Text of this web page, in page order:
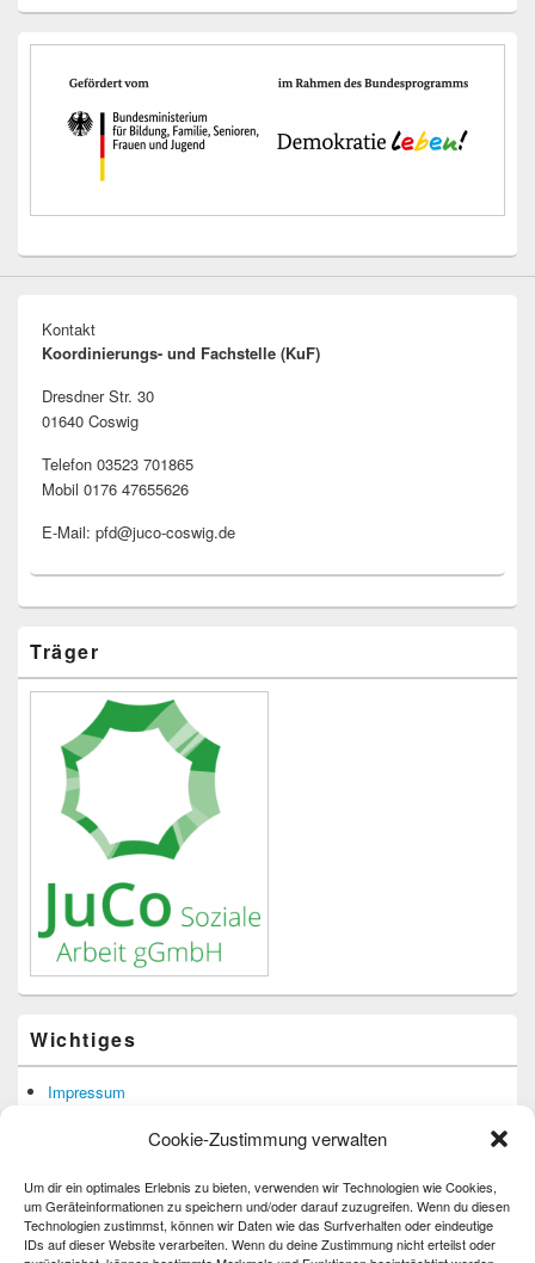
Cookie-Zustimmung verwalten
Um dir ein optimales Erlebnis zu bieten, verwenden wir Technologien wie Cookies,
um Geräteinformationen zu speichern und/oder darauf zuzugreifen. Wenn du diesen
Technologien zustimmst, können wir Daten wie das Surfverhalten oder eindeutige
IDs auf dieser Website verarbeiten. Wenn du deine Zustimmung nicht erteilst oder
Kontakt
Koordinierungs- und Fachstelle (KuF)
Dresdner Str. 30
01640 Coswig
Telefon 03523 701865
Mobil 0176 47655626
E-Mail: pfd@juco-coswig.de
Träger
Wichtiges
Impressum